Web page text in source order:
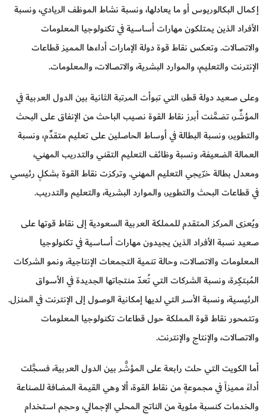
إكمال البكالوريوس أو ما يعادلها، ونسبة نشاط الموظف الريادي، ونسبة
الأفراد الذين يمتلكون مهارات أساسية في تكنولوجيا المعلومات
والاتصالات. وتعكس نقاط قوة دولة الإمارات أداءها المميز قطاعات
الإنترنت والتعليم، والموارد البشرية، والاتصالات، والمعلومات.
وعلى صعيد دولة قطر، التي تبوأت المرتبة الثانية بين الدول العربية في
المؤشِّر، تضمَّنت أبرز نقاط القوة نصيب الباحث من الإنفاق على البحث
والتطوير، ونسبة البطالة في أوساط الحاصلين على تعليم متقدِّم، ونسبة
العمالة الضعيفة، ونسبة وظائف التعليم التقني والتدريب المهني،
ومعدل بطالة خرّيجي التعليم المهني. وتركزت نقاط القوة بشكلٍ رئيسي
في قطاعات البحث والتطوير، والموارد البشرية، والتعليم والتدريب.
ويُعزى المركز المتقدم للمملكة العربية السعودية إلى نقاط قوتها على
صعيد نسبة الأفراد الذين يجيدون مهارات أساسية في تكنولوجيا
المعلومات والاتصالات، وحالة تنمية التجمعات الإنتاجية، ونمو الشركات
المُبتكِرة، ونسبة الشركات التي تُعدّ منتجاتها الجديدة في الأسواق
الرئيسية، ونسبة الأسر التي لديها إمكانية الوصول إلى الإنترنت في المنزل.
وتتمحور نقاط قوة المملكة حول قطاعات تكنولوجيا المعلومات
والاتصالات، والإنتاج والإنترنت.
أما الكويت التي حلت رابعة على المؤشَّر بين الدول العربية، فسجَّلت
أداءً مميزاً في مجموعةٍ من نقاط القوة، ألا وهي القيمة المضافة للصناعة
والخدمات كنسبة مئوية من الناتج المحلي الإجمالي، وحجم استخدام